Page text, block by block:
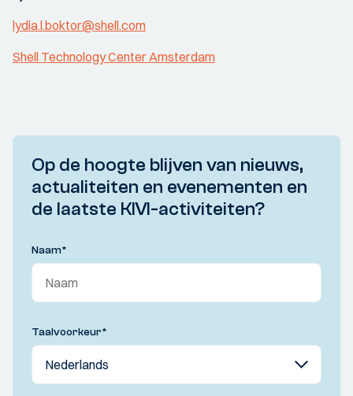
lydia.l.boktor@shell.com
Shell Technology Center Amsterdam
Op de hoogte blijven van nieuws,
actualiteiten en evenementen en
de laatste KIVI-activiteiten?
Naam*
Taalvoorkeur*